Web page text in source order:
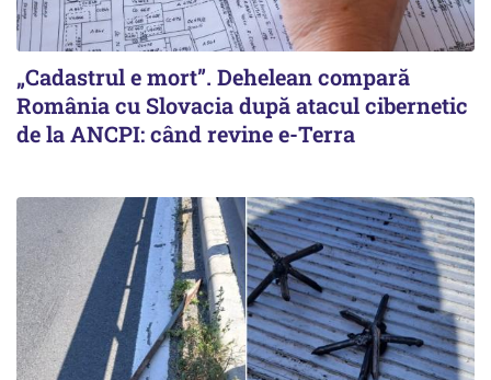
„Cadastrul e mort”. Dehelean compară
România cu Slovacia după atacul cibernetic
de la ANCPI: când revine e-Terra